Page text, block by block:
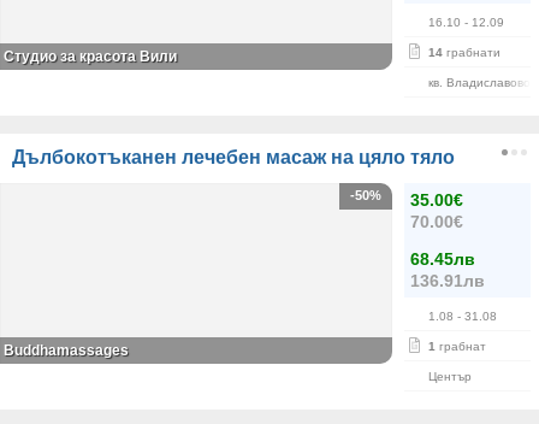
16.10 - 12.09
14 грабнати
кв. Владиславово
Студио за красота Вили
Дълбокотъканен лечебен масаж на цяло тяло
35.00€
70.00€
68.45лв
136.91лв
1.08 - 31.08
1 грабнат
Център
-50%
Buddhamassages